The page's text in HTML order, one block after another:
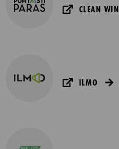
CLEAN WIN
ILMO